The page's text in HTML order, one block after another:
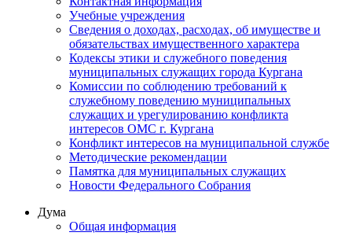
Учебные учреждения
Сведения о доходах, расходах, об имуществе и
обязательствах имущественного характера
Кодексы этики и служебного поведения
муниципальных служащих города Кургана
Комиссии по соблюдению требований к
служебному поведению муниципальных
служащих и урегулированию конфликта
интересов ОМС г. Кургана
Конфликт интересов на муниципальной службе
Методические рекомендации
Памятка для муниципальных служащих
Новости Федерального Cобрания
Дума
Общая информация